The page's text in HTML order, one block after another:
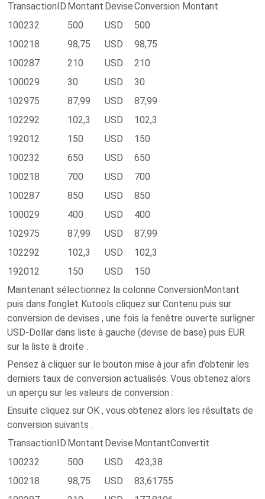
TransactionID Montant DeviseConversion Montant
100232
500 USD
500
100218
98,75 USD
98,75
100287
210 USD
210
100029
30 USD
30
102975
87,99 USD
87,99
102292
102,3 USD
102,3
192012
150 USD
150
100232
650 USD
650
100218
700 USD
700
100287
850 USD
850
100029
400 USD
400
102975
87,99 USD
87,99
102292
102,3 USD
102,3
192012
150 USD
150
Maintenant sélectionnez la colonne ConversionMontant
puis dans l’onglet Kutools cliquez sur Contenu puis sur
conversion de devises , une fois la fenêtre ouverte surligner
USD-Dollar dans liste à gauche (devise de base) puis EUR
sur la liste à droite .
Pensez à cliquer sur le bouton mise à jour afin d’obtenir les
derniers taux de conversion actualisés. Vous obtenez alors
un aperçu sur les valeurs de conversion :
Ensuite cliquez sur OK , vous obtenez alors les résultats de
conversion suivants :
TransactionID Montant Devise MontantConvertit
100232
500 USD
423,38
100218
98,75 USD
83,61755